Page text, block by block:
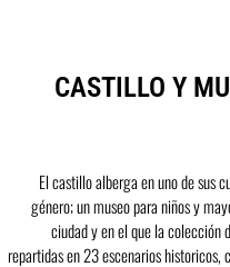
CASTILLO Y
El castillo alberga en uno de sus
género; un museo para niños y
ciudad y en el que la colección
repartidas en 23 escenarios